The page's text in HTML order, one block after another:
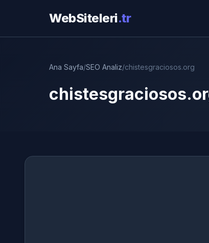
WebSiteleri.tr
Ana Sayfa/SEO Analiz/chistesgraciosos.org